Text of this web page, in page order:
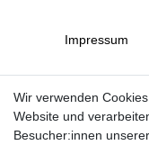
Impressum
Wir verwenden
Website und
Besucher:innen